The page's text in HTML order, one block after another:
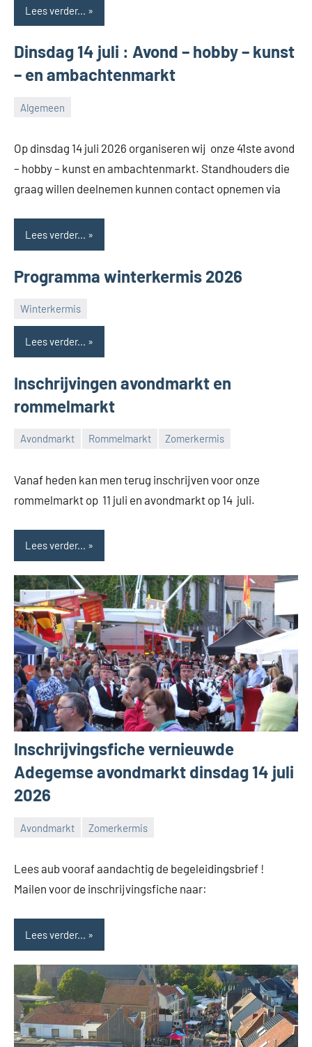
Lees verder...
Dinsdag 14 juli : Avond – hobby – kunst
– en ambachtenmarkt
Algemeen
Feestcomité
Op dinsdag 14 juli 2026 organiseren wij onze 41ste avond
– hobby – kunst en ambachtenmarkt. Standhouders die
graag willen deelnemen kunnen contact opnemen via
Lees verder...
Programma winterkermis 2026
Winterkermis
Adegem
Lees verder...
Inschrijvingen avondmarkt en
rommelmarkt
Avondmarkt Rommelmarkt Zomerkermis
Vanaf heden kan men terug inschrijven voor onze
rommelmarkt op 11 juli en avondmarkt op 14 juli.
Lees verder...
Inschrijvingsfiche vernieuwde
Adegemse avondmarkt dinsdag 14 juli
2026
Avondmarkt Zomerkermis
Lees aub vooraf aandachtig de begeleidingsbrief !
Mailen voor de inschrijvingsfiche naar:
Lees verder...